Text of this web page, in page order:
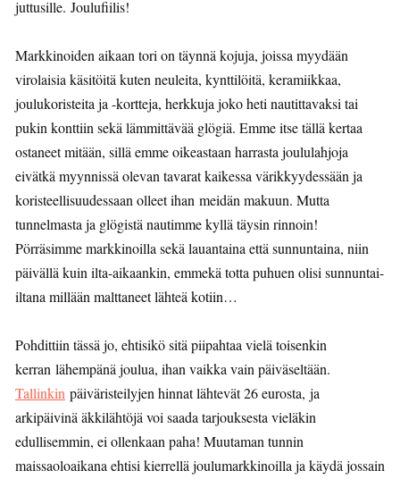
juttusille. Joulufiilis!
Markkinoiden aikaan tori on täynnä kojuja, joissa myydään
virolaisia käsitöitä kuten neuleita, kynttilöitä, keramiikkaa,
joulukoristeita ja -kortteja, herkkuja joko heti nautittavaksi tai
pukin konttiin sekä lämmittävää glögiä. Emme itse tällä kertaa
ostaneet mitään, sillä emme oikeastaan harrasta joululahjoja
eivätkä myynnissä olevan tavarat kaikessa värikkyydessään ja
koristeellisuudessaan olleet ihan meidän makuun. Mutta
tunnelmasta ja glögistä nautimme kyllä täysin rinnoin!
Pörräsimme markkinoilla sekä lauantaina että sunnuntaina, niin
päivällä kuin ilta-aikaankin, emmekä totta puhuen olisi sunnuntai-
iltana millään malttaneet lähteä kotiin…
Pohdittiin tässä jo, ehtisikö sitä piipahtaa vielä toisenkin
kerran lähempänä joulua, ihan vaikka vain päiväseltään.
Tallinkin päiväristeilyjen hinnat lähtevät 26 eurosta, ja
arkipäivinä äkkilähtöjä voi saada tarjouksesta vieläkin
edullisemmin, ei ollenkaan paha! Muutaman tunnin
maissaoloaikana ehtisi kierrellä joulumarkkinoilla ja käydä jossain